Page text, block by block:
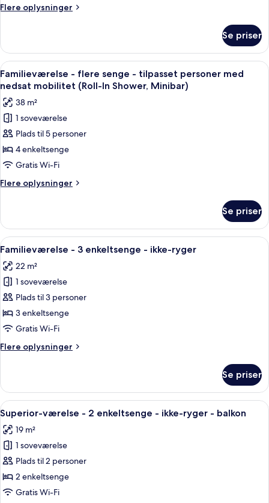
-
uden
vindue
Flere oplysninger
Flere
-
enkeltsenge
-
ryger
uden
vindue
Se priser
Indlæs
alle
billeder
af
Familieværelse
-
flere
senge
-
tilpasset
med
nedsat
mobilitet
(Roll-
In
Shower,
Minibar)
Et moderne hotelværelse med to
5
Familieværelse - flere senge - tilpasset personer med
nedsat mobilitet (Roll-In Shower, Minibar)
38 m²
1 soveværelse
Plads til 5 personer
4 enkeltsenge
Gratis Wi-Fi
Flere oplysninger
Flere
-
flere
senge
tilpasset
personer
med
nedsat
mobilitet
(Roll-
In
Shower,
Se priser
Indlæs
alle
billeder
af
Familieværelse
-
3
-
Et hotelværelse med skrivebord,
4
Familieværelse - 3 enkeltsenge - ikke-ryger
22 m²
1 soveværelse
Plads til 3 personer
3 enkeltsenge
Gratis Wi-Fi
Flere oplysninger
Flere
-
enkeltsenge
ikke-
ryger
Se priser
Indlæs
alle
billeder
af
Superior-
værelse
-
Et hotelværelse med to senge, et
5
Superior-værelse - 2 enkeltsenge - ikke-ryger - balkon
19 m²
1 soveværelse
Plads til 2 personer
2 enkeltsenge
Gratis Wi-Fi